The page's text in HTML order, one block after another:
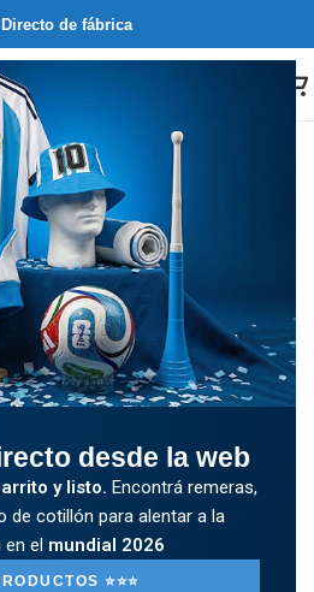
desde la web
y listo. Encontrá remeras,
de cotillón para alentar a la
el mundial 2026
⭐️⭐️⭐️
Directo de fábrica